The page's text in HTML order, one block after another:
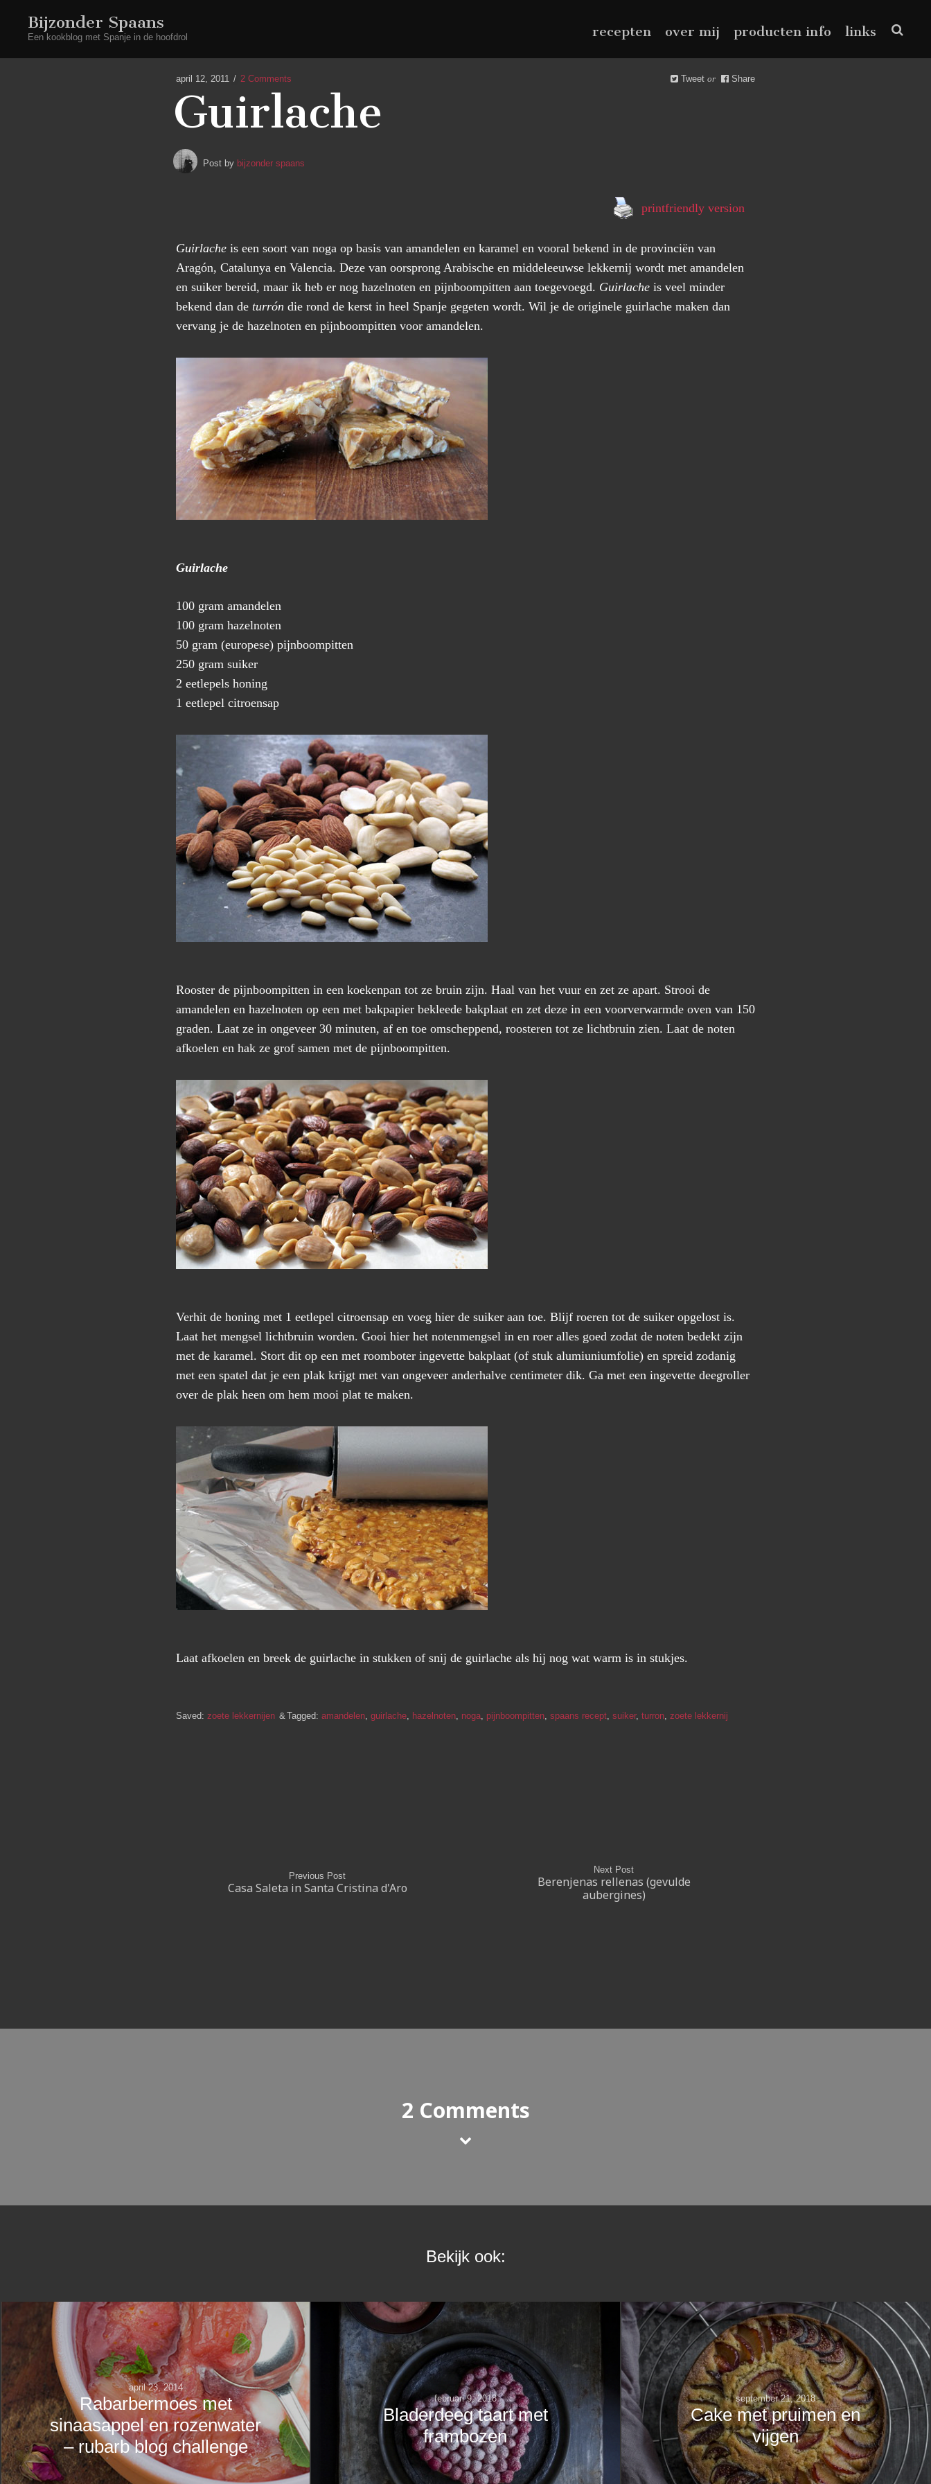
Bijzonder Spaans
Een kookblog met Spanje in de hoofdrol recepten over mij producten info links
Tweet or Share
april 12, 2011 2 Comments
Guirlache
Post by bijzonder spaans
printfriendly version
Guirlache is een soort van noga op basis van amandelen en karamel en vooral bekend in de provinciën van
Aragón, Catalunya en Valencia. Deze van oorsprong Arabische en middeleeuwse lekkernij wordt met amandelen
en suiker bereid, maar ik heb er nog hazelnoten en pijnboompitten aan toegevoegd. Guirlache is veel minder
bekend dan de turrón die rond de kerst in heel Spanje gegeten wordt. Wil je de originele guirlache maken dan
vervang je de hazelnoten en pijnboompitten voor amandelen.
Guirlache
100 gram amandelen
100 gram hazelnoten
50 gram (europese) pijnboompitten
250 gram suiker
2 eetlepels honing
1 eetlepel citroensap
Rooster de pijnboompitten in een koekenpan tot ze bruin zijn. Haal van het vuur en zet ze apart. Strooi de
amandelen en hazelnoten op een met bakpapier bekleede bakplaat en zet deze in een voorverwarmde oven van 150
graden. Laat ze in ongeveer 30 minuten, af en toe omscheppend, roosteren tot ze lichtbruin zien. Laat de noten
afkoelen en hak ze grof samen met de pijnboompitten.
Verhit de honing met 1 eetlepel citroensap en voeg hier de suiker aan toe. Blijf roeren tot de suiker opgelost is.
Laat het mengsel lichtbruin worden. Gooi hier het notenmengsel in en roer alles goed zodat de noten bedekt zijn
met de karamel. Stort dit op een met roomboter ingevette bakplaat (of stuk alumiuniumfolie) en spreid zodanig
met een spatel dat je een plak krijgt met van ongeveer anderhalve centimeter dik. Ga met een ingevette deegroller
over de plak heen om hem mooi plat te maken.
Laat afkoelen en breek de guirlache in stukken of snij de guirlache als hij nog wat warm is in stukjes.
Saved: zoete lekkernijen Tagged: amandelen, guirlache, hazelnoten, noga, pijnboompitten, spaans recept, suiker, turron, zoete lekkernij
Previous Post
Casa Saleta in Santa Cristina d'Aro
Next Post
Berenjenas rellenas (gevulde
aubergines)
2 Comments
Bekijk ook:
april 23, 2014
Rabarbermoes met
sinaasappel en rozenwater
– rubarb blog challenge
februari 9, 2018
Bladerdeeg taart met
frambozen
september 21, 2018
Cake met pruimen en
vijgen